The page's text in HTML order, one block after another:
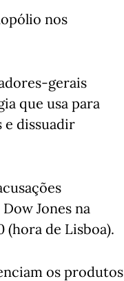
nos
gerais
que usa para
e dissuadir
Jones na
(hora de Lisboa).
os produtos